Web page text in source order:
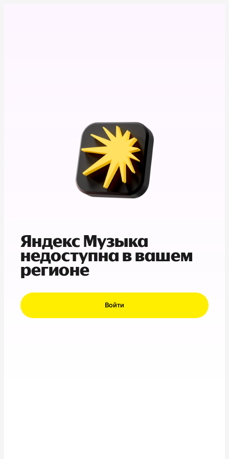
Яндекс Музыка
недоступна в вашем
регионе
Войти